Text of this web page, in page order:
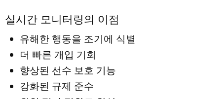
실시간 모니터링의 이점
유해한 행동을 조기에 식별
더 빠른 개입 기회
향상된 선수 보호 기능
강화된 규제 준수